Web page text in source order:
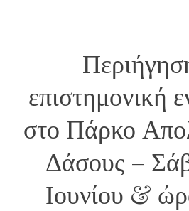
επιστημονική
στο Πάρκο
Δάσους –
Ιουνίου &